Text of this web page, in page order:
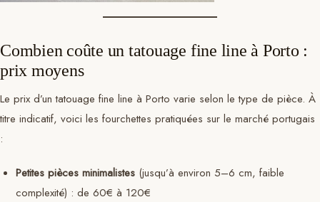
Combien coûte un tatouage fine line à Porto :
prix moyens
Le prix d’un tatouage fine line à Porto varie selon le type de pièce. À
titre indicatif, voici les fourchettes pratiquées sur le marché portugais
:
Petites pièces minimalistes (jusqu’à environ 5–6 cm, faible
complexité) : de 60€ à 120€